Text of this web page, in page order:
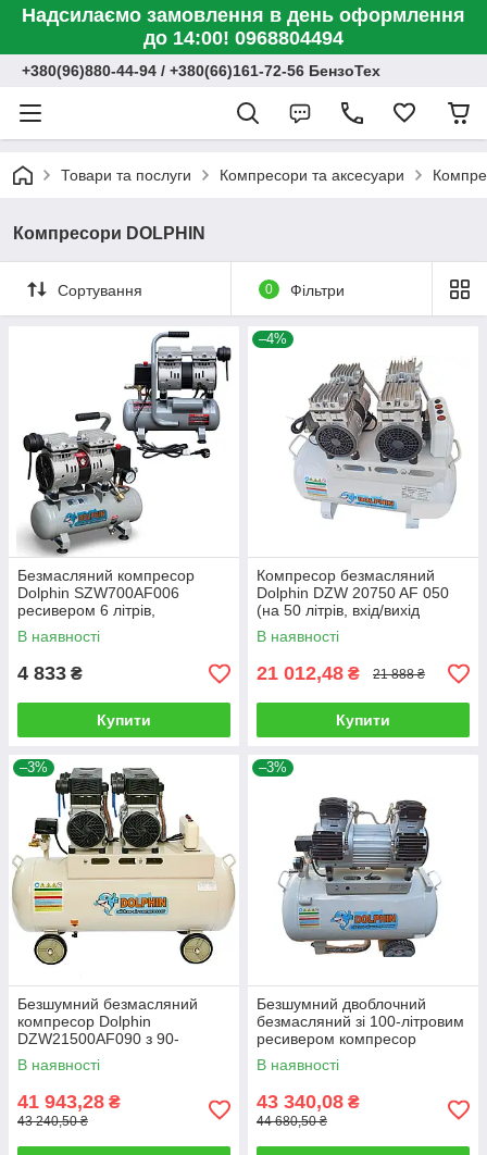
Надсилаємо замовлення в день оформлення
до 14:00! 0968804494
+380(96)880-44-94 / +380(66)161-72-56 БензоТех
Товари та послуги Компресори та аксесуари
Компресори DOLPHIN
Сортування 0 Фільтри
Безмасляний компресор
Dolphin SZW700AF006
ресивером 6 літрів,
продуктивністю 160/95 л/хв.
В наявності
4 833 ₴
Купити
–4%
Компресор безмасляний
Dolphin DZW 20750 AF 050
(на 50 літрів, вхід/вихід
296/110 л/хв.)
В наявності
21 012,48 ₴ 21 888 ₴
Купити
–3%
Безшумний безмасляний
компресор Dolphin
DZW21500AF090 з 90-
літровим ресивером
продуктивністю на вході 520
В наявності
41 943,28 ₴
43 240,50 ₴
–3%
Безшумний двоблочний
безмасляний зі 100-літровим
ресивером компресор
Dolphin DZW2500AF100
продуктивністю 520 л/хв.
В наявності
43 340,08 ₴
44 680,50 ₴